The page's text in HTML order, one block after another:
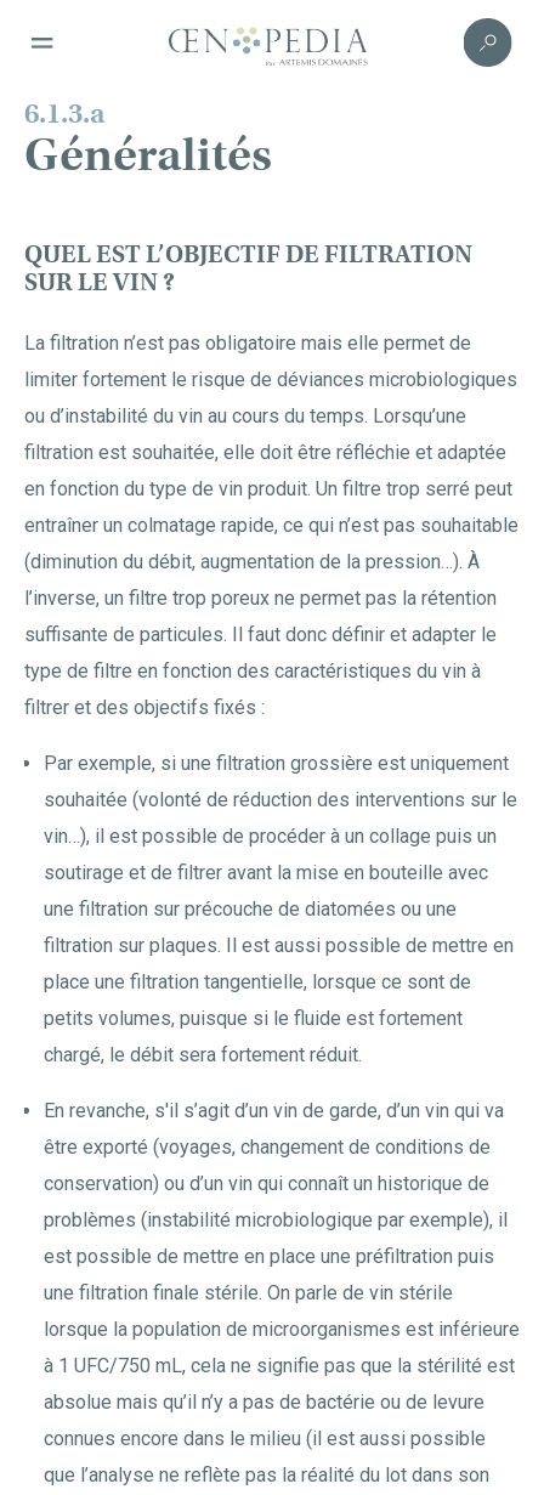
6.1.3.a
Généralités
QUEL EST L’OBJECTIF DE FILTRATION
SUR LE VIN ?
La filtration n’est pas obligatoire mais elle permet de
limiter fortement le risque de déviances microbiologiques
ou d’instabilité du vin au cours du temps. Lorsqu’une
filtration est souhaitée, elle doit être réfléchie et adaptée
en fonction du type de vin produit. Un filtre trop serré peut
entraîner un colmatage rapide, ce qui n’est pas souhaitable
(diminution du débit, augmentation de la pression…). À
l’inverse, un filtre trop poreux ne permet pas la rétention
suffisante de particules. Il faut donc définir et adapter le
type de filtre en fonction des caractéristiques du vin à
filtrer et des objectifs fixés :
Par exemple, si une filtration grossière est uniquement
souhaitée (volonté de réduction des interventions sur le
vin…), il est possible de procéder à un collage puis un
soutirage et de filtrer avant la mise en bouteille avec
une filtration sur précouche de diatomées ou une
filtration sur plaques. Il est aussi possible de mettre en
place une filtration tangentielle, lorsque ce sont de
petits volumes, puisque si le fluide est fortement
chargé, le débit sera fortement réduit.
En revanche, s'il s’agit d’un vin de garde, d’un vin qui va
être exporté (voyages, changement de conditions de
conservation) ou d’un vin qui connaît un historique de
problèmes (instabilité microbiologique par exemple), il
est possible de mettre en place une préfiltration puis
une filtration finale stérile. On parle de vin stérile
lorsque la population de microorganismes est inférieure
à 1 UFC/750 mL, cela ne signifie pas que la stérilité est
absolue mais qu’il n’y a pas de bactérie ou de levure
connues encore dans le milieu (il est aussi possible
que l’analyse ne reflète pas la réalité du lot dans son